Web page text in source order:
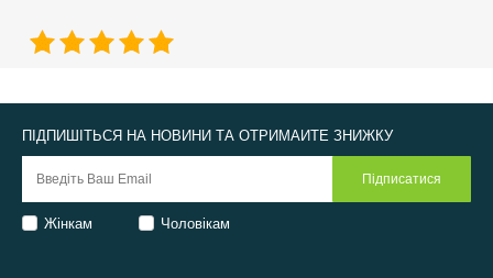
ПІДПИШІТЬСЯ НА НОВИНИ ТА ОТРИМАЙТЕ ЗНИЖКУ
Жінкам Чоловікам